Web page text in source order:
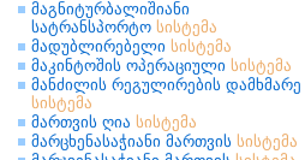
მაგნიტურბალიშიანი
სატრანსპორტო სისტემა
მადუბლირებელი სისტემა
მაკინტოშის ოპერაციული სისტემა
მანძილის რეგულირების დამხმარე
სისტემა
მართვის ღია სისტემა
მარცხენასაჭიანი მართვის სისტემა